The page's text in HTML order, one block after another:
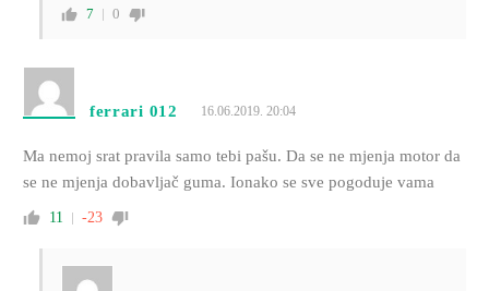
7 0
ferrari 012 16.06.2019. 20:04
Ma nemoj srat pravila samo tebi pašu. Da se ne mjenja motor da
se ne mjenja dobavljač guma. Ionako se sve pogoduje vama
11 -23